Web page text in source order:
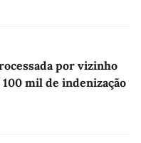
por vizinho
100 mil de indenização